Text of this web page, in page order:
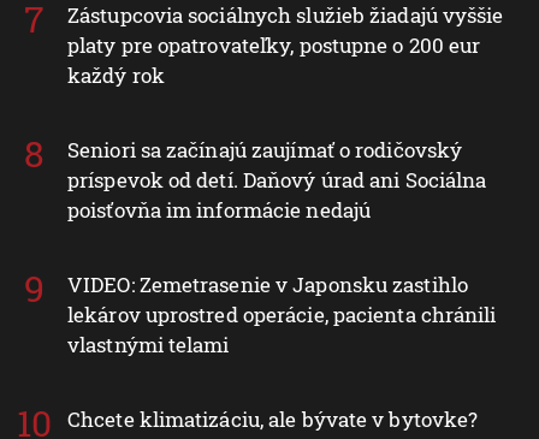
Zástupcovia sociálnych služieb žiadajú vyššie
platy pre opatrovateľky, postupne o 200 eur
každý rok
Seniori sa začínajú zaujímať o rodičovský
príspevok od detí. Daňový úrad ani Sociálna
poisťovňa im informácie nedajú
VIDEO: Zemetrasenie v Japonsku zastihlo
lekárov uprostred operácie, pacienta chránili
vlastnými telami
Chcete klimatizáciu, ale bývate v bytovke?